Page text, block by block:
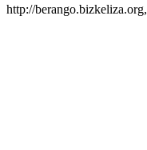
http://berango.bizkeliza.org,